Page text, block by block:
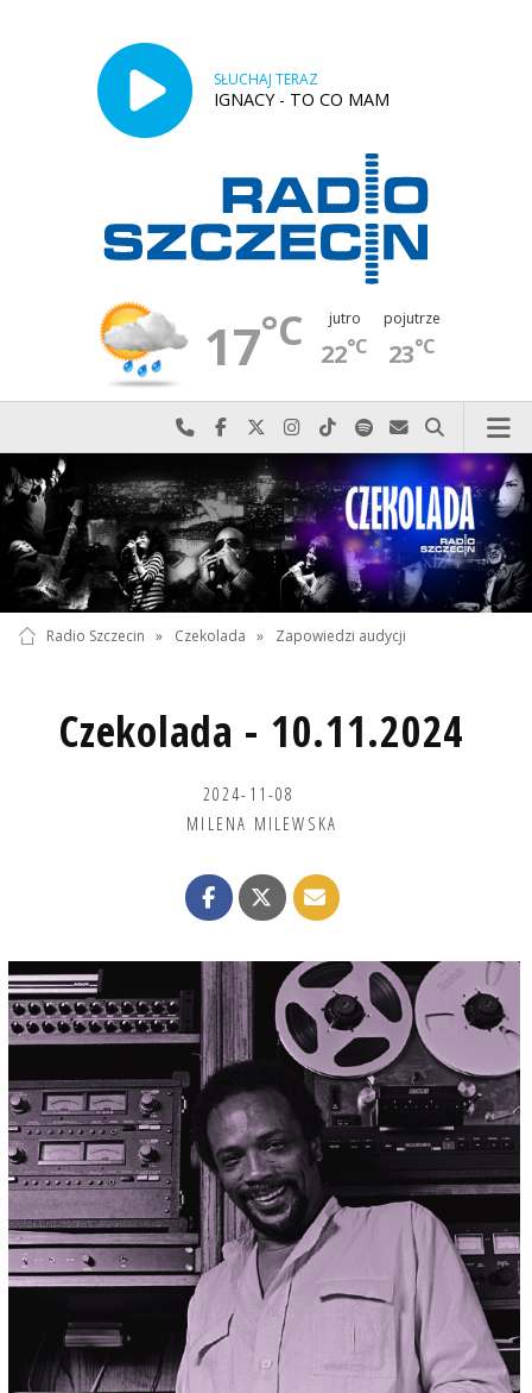
SŁUCHAJ TERAZ
IGNACY - TO CO MAM
17°C jutro
22°C
pojutrze
23°C
Najlepiej po prostu do nas zadzwoń
Odwiedź nas na Facebook-u
Odwiedź nas na X
Odwiedź nas na Instagram-ie
Odwiedź nas na TikTok-u
Szukaj nas na Spotify
Wyślij do nas
Szukaj
Radio Szczecin » Czekolada » Zapowiedzi audycji
Czekolada - 10.11.2024
2024-11-08
MILENA MILEWSKA